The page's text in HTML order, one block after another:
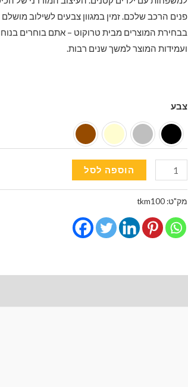
פנים הרכב שלכם. זמין במגוון צבעים לשילוב מושלם
בבחירת המוצרים מבית טרוקוט – אתם בוחרים
ועמידות המוצר למשך שנים רבות.
צבע
כמות
של
כיסוי
הגנה
לגב
הוספה לסל
מק"ט: tkm100